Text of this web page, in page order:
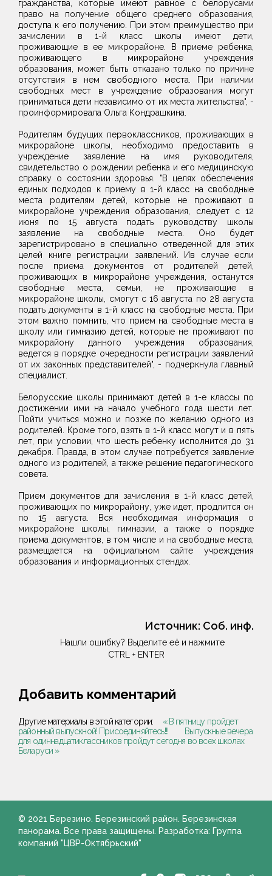
гражданства, которые имеют равное с белорусами
право на получение общего среднего образования,
доступа к его получению. При этом преимущество при
зачислении в 1-й класс школы имеют дети,
проживающие в ее микрорайоне. В приеме ребенка,
проживающего в микрорайоне учреждения
образования, может быть отказано только по причине
отсутствия в нем свободного места. При наличии
свободных мест в учреждение образования могут
приниматься дети независимо от их места жительства", -
проинформировала Ольга Кондрашкина.
Родителям будущих первоклассников, проживающих в
микрорайоне школы, необходимо предоставить в
учреждение заявление на имя руководителя,
свидетельство о рождении ребенка и его медицинскую
справку о состоянии здоровья. "В целях обеспечения
единых подходов к приему в 1-й класс на свободные
места родителям детей, которые не проживают в
микрорайоне учреждения образования, следует с 12
июня по 15 августа подать руководству школы
заявление на свободные места. Оно будет
зарегистрировано в специально отведенной для этих
целей книге регистрации заявлений. Ив случае если
после приема документов от родителей детей,
проживающих в микрорайоне учреждения, останутся
свободные места, семьи, не проживающие в
микрорайоне школы, смогут с 16 августа по 28 августа
подать документы в 1-й класс на свободные места. При
этом важно помнить, что прием на свободные места в
школу или гимназию детей, которые не проживают по
микрорайону данного учреждения образования,
ведется в порядке очередности регистрации заявлений
от их законных представителей", - подчеркнула главный
специалист.
Белорусские школы принимают детей в 1-е классы по
достижении ими на начало учебного года шести лет.
Пойти учиться можно и позже по желанию одного из
родителей. Кроме того, взять в 1-й класс могут и в пять
лет, при условии, что шесть ребенку исполнится до 31
декабря. Правда, в этом случае потребуется заявление
одного из родителей, а также решение педагогического
совета.
Прием документов для зачисления в 1-й класс детей,
проживающих по микрорайону, уже идет, продлится он
по 15 августа. Вся необходимая информация о
микрорайоне школы, гимназии, а также о порядке
приема документов, в том числе и на свободные места,
размещается на официальном сайте учреждения
образования и информационных стендах.
Источник: Соб. инф.
Нашли ошибку? Выделите её и нажмите
CTRL + ENTER
Добавить комментарий
Другие материалы в этой категории:
« В пятницу пройдет
районный выпускной! Присоединяйтесь!!!
Выпускные вечера
для одиннадцатиклассников пройдут сегодня во всех школах
Беларуси »
© 2021 Березино. Березинский район. Березинская
панорама. Все права защищены. Разработка: Группа
компаний "ЦВР-Октябрьский"